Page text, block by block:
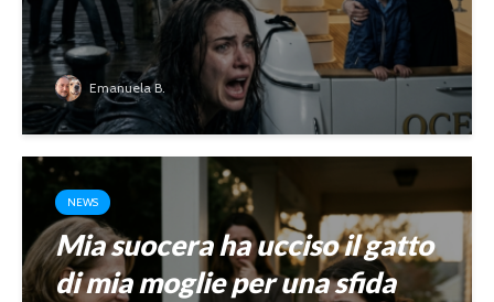
Emanuela B.
NEWS
Mia suocera ha ucciso il gatto
di mia moglie per una sfida